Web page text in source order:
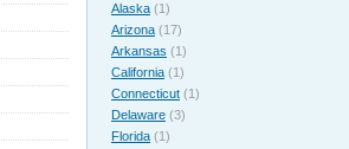
Alaska (1)
Arizona (17)
Arkansas (1)
California (1)
Connecticut (1)
Delaware (3)
Florida (1)